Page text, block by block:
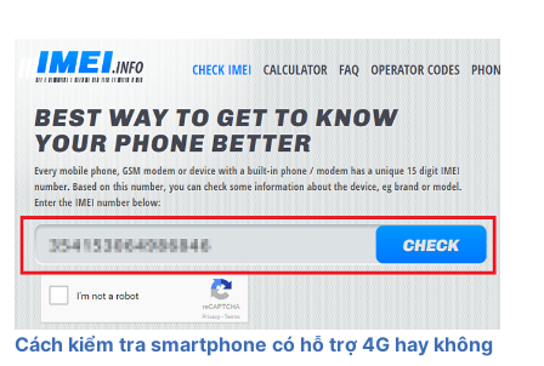
Cách kiểm tra smartphone có hỗ trợ 4G hay không